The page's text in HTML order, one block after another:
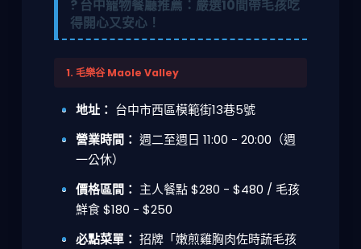
? 台中寵物餐廳推薦：嚴選10間帶毛孩吃
得開心又安心！
1. 毛樂谷 Maole Valley
地址： 台中市西區模範街13巷5號
營業時間： 週二至週日 11:00 - 20:00（週
一公休）
價格區間： 主人餐點 $280 - $480 / 毛孩
鮮食 $180 - $250
必點菜單： 招牌「嫩煎雞胸肉佐時蔬毛孩